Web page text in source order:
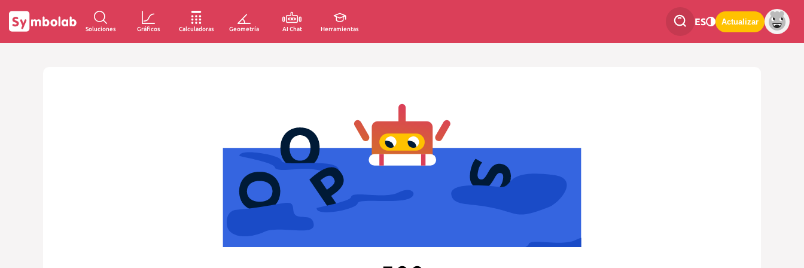
Soluciones Gráficos Calculadoras Geometría AI Chat Herramientas
ES Actualizar